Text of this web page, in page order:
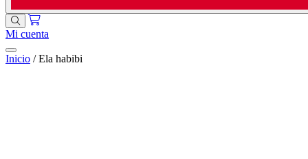
Mi cuenta
Inicio / Ela habibi